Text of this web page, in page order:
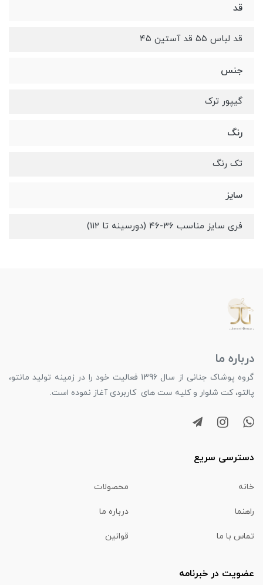
قد
قد لباس ۵۵ قد آستین ۴۵
جنس
گیپور ترک
رنگ
تک رنگ
سایز
فری سایز مناسب ۳۶-۴۶ (دورسینه تا ۱۱۲)
درباره ما
گروه پوشاک جنانی از سال 1396 فعالیت خود را در زمینه تولید مانتو،
پالتو، کت شلوار و کلیه ست های کاربردی آغاز نموده است.
دسترسی سریع
خانه محصولات
راهنما درباره ما
تماس با ما قوانین
عضویت در خبرنامه